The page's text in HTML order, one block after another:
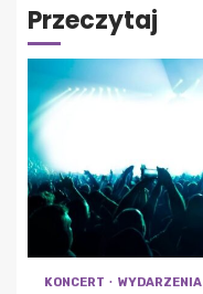
Przeczytaj
KONCERT WYDARZENIA